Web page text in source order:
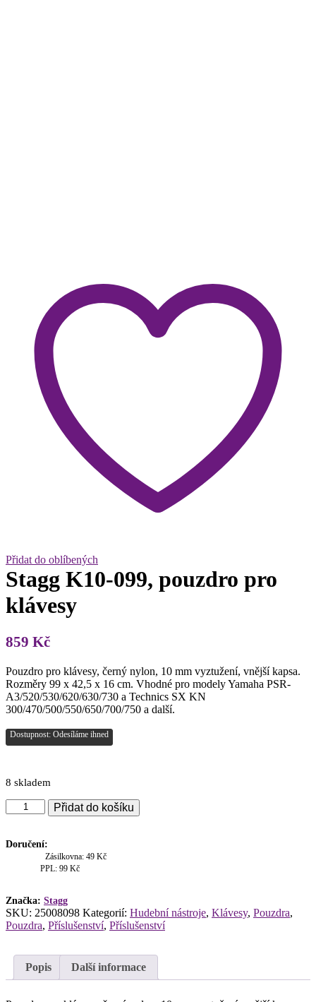
Přidat do oblíbených
Stagg K10-099, pouzdro pro
klávesy
859 Kč
Pouzdro pro klávesy, černý nylon, 10 mm vyztužení, vnější kapsa.
Rozměry 99 x 42,5 x 16 cm. Vhodné pro modely Yamaha PSR-
A3/520/530/620/630/730 a Technics SX KN
300/470/500/550/650/700/750 a další.
Dostupnost: Odesíláme ihned
8 skladem
Stagg
K10-
pouzdro
Přidat do košíku
Doručení:
Zásilkovna: 49 Kč
PPL: 99 Kč
Značka: Stagg
SKU: 25008098 Kategorií: Hudební nástroje, Klávesy, Pouzdra,
Pouzdra, Příslušenství, Příslušenství
Popis Další informace